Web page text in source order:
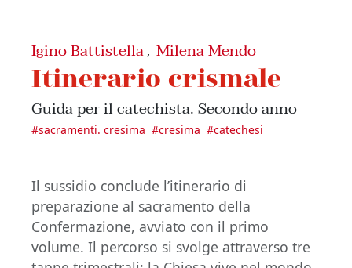
Igino Battistella , Milena Mendo
Itinerario crismale
Guida per il catechista. Secondo anno
#sacramenti. cresima #cresima #catechesi
Il sussidio conclude l’itinerario di
preparazione al sacramento della
Confermazione, avviato con il primo
volume. Il percorso si svolge attraverso tre